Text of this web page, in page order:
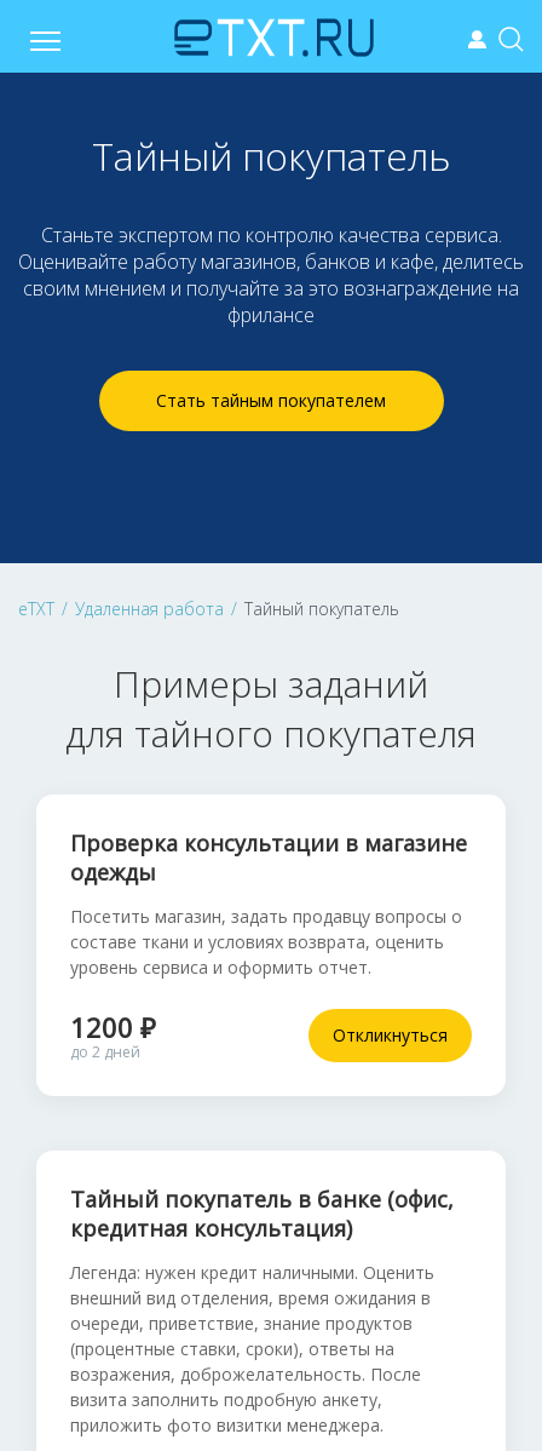
Тайный покупатель
Станьте экспертом по контролю качества сервиса.
Оценивайте работу магазинов, банков и кафе, делитесь
своим мнением и получайте за это вознаграждение на
фрилансе
Стать тайным покупателем
eTXT / Удаленная работа / Тайный покупатель
Примеры заданий
для тайного покупателя
Проверка консультации в магазине
одежды
Посетить магазин, задать продавцу вопросы о
составе ткани и условиях возврата, оценить
уровень сервиса и оформить отчет.
1200 ₽
до 2 дней
Откликнуться
Тайный покупатель в банке (офис,
кредитная консультация)
Легенда: нужен кредит наличными. Оценить
внешний вид отделения, время ожидания в
очереди, приветствие, знание продуктов
(процентные ставки, сроки), ответы на
возражения, доброжелательность. После
визита заполнить подробную анкету,
приложить фото визитки менеджера.